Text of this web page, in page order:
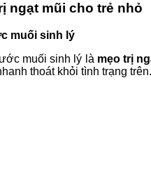
ngạt mũi cho trẻ nhỏ
muối sinh lý
muối sinh lý là mẹo trị
thoát khỏi tình trạng trên.